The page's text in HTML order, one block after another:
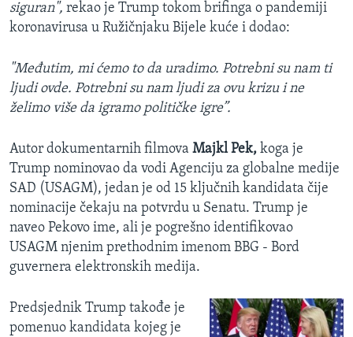
siguran", rekao je Trump tokom brifinga o pandemiji
koronavirusa u Ružičnjaku Bijele kuće i dodao:
"Međutim, mi ćemo to da uradimo. Potrebni su nam ti
ljudi ovde. Potrebni su nam ljudi za ovu krizu i ne
želimo više da igramo političke igre”.
Autor dokumentarnih filmova Majkl Pek, koga je
Trump nominovao da vodi Agenciju za globalne medije
SAD (USAGM), jedan je od 15 ključnih kandidata čije
nominacije čekaju na potvrdu u Senatu. Trump je
naveo Pekovo ime, ali je pogrešno identifikovao
USAGM njenim prethodnim imenom BBG - Bord
guvernera elektronskih medija.
Predsjednik Trump takođe je
pomenuo kandidata kojeg je